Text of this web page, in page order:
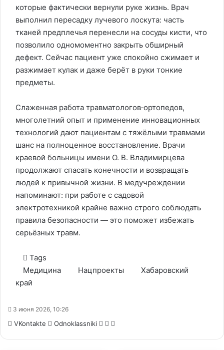
которые фактически вернули руке жизнь. Врач
выполнил пересадку лучевого лоскута: часть
тканей предплечья перенесли на сосуды кисти, что
позволило одномоментно закрыть обширный
дефект. Сейчас пациент уже спокойно сжимает и
разжимает кулак и даже берёт в руки тонкие
предметы.
Слаженная работа травматологов‑ортопедов,
многолетний опыт и применение инновационных
технологий дают пациентам с тяжёлыми травмами
шанс на полноценное восстановление. Врачи
краевой больницы имени О. В. Владимирцева
продолжают спасать конечности и возвращать
людей к привычной жизни. В медучреждении
напоминают: при работе с садовой
электротехникой крайне важно строго соблюдать
правила безопасности — это поможет избежать
серьёзных травм.
Tags
Медицина
Нацпроекты
Хабаровский
край
3 июня 2026, 10:26
VKontakte Odnoklassniki WhatsApp
Telegram